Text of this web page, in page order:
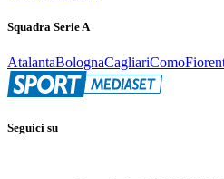
Squadra Serie A
AtalantaBolognaCagliariComo
Seguici su